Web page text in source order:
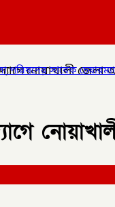
ও গাজীপুর ৫ আসনের
নোয়াখালী